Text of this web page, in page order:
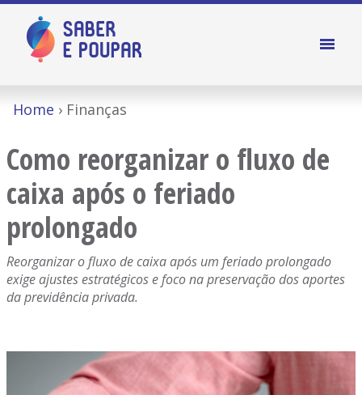
Home Finanças
Como reorganizar o fluxo de
caixa após o feriado
prolongado
Reorganizar o fluxo de caixa após um feriado prolongado
exige ajustes estratégicos e foco na preservação dos aportes
da previdência privada.